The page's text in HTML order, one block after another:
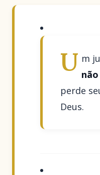
U m
perde
Deus.